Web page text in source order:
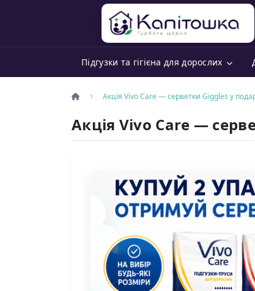
Підгузки та гігієна для дорослих
Акція Vivo Care — серветки Giggles у
Акція Vivo Care —